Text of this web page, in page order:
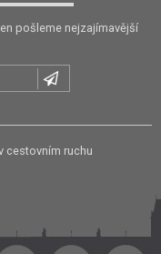
pošleme nejzajímavější
cestovním ruchu